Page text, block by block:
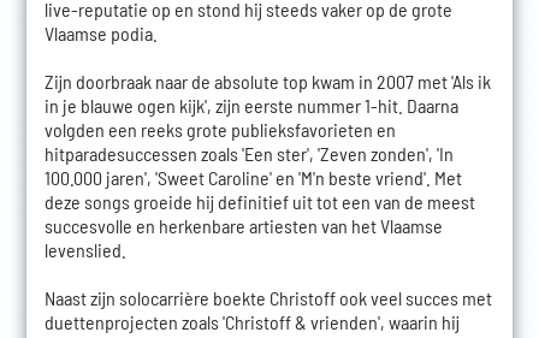
live-reputatie op en stond hij steeds vaker op de grote
Vlaamse podia.
Zijn doorbraak naar de absolute top kwam in 2007 met 'Als ik
in je blauwe ogen kijk', zijn eerste nummer 1-hit. Daarna
volgden een reeks grote publieksfavorieten en
hitparadesuccessen zoals 'Een ster', 'Zeven zonden', 'In
100.000 jaren', 'Sweet Caroline' en 'M'n beste vriend'. Met
deze songs groeide hij definitief uit tot een van de meest
succesvolle en herkenbare artiesten van het Vlaamse
levenslied.
Naast zijn solocarrière boekte Christoff ook veel succes met
duettenprojecten zoals 'Christoff & vrienden', waarin hij